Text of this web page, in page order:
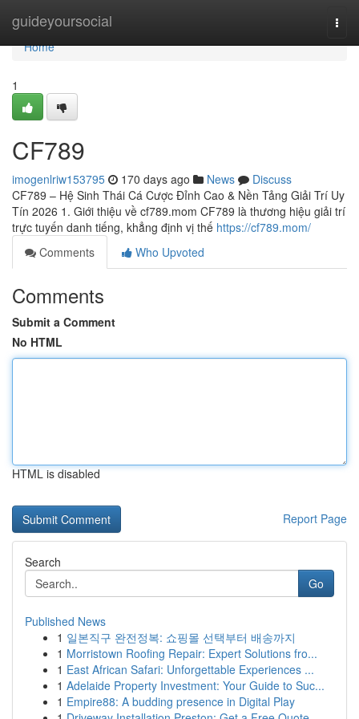
guideyoursocial
Home
Home
1
CF789
imogenlriw153795 170 days ago News
Discuss
CF789 – Hệ Sinh Thái Cá Cược Đỉnh Cao & Nền Tảng Giải Trí Uy
Tín 2026 1. Giới thiệu về cf789.mom CF789 là thương hiệu giải trí
trực tuyến danh tiếng, khẳng định vị thế https://cf789.mom/
Comments
Who Upvoted
Comments
Submit a Comment
No HTML
HTML is disabled
Report Page
Search
Go
Published News
1 일본직구 완전정복: 쇼핑몰 선택부터 배송까지
1 Morristown Roofing Repair: Expert Solutions fro...
1 East African Safari: Unforgettable Experiences ...
1 Adelaide Property Investment: Your Guide to Suc...
1 Empire88: A budding presence in Digital Play